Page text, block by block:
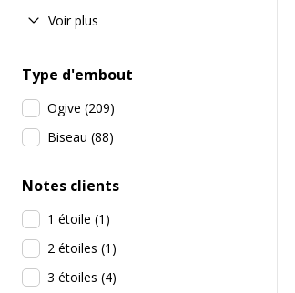
Voir plus
Type d'embout
Ogive (209)
Biseau (88)
Notes clients
1 étoile (1 )
2 étoiles (1 )
3 étoiles (4)